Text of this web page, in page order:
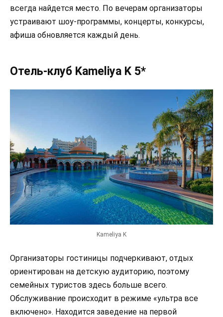
всегда найдется место. По вечерам организаторы
устраивают шоу-программы, концерты, конкурсы,
афиша обновляется каждый день.
Отель-клуб Kameliya K 5*
Kameliya K
Организаторы гостиницы подчеркивают, отдых
ориентирован на детскую аудиторию, поэтому
семейных туристов здесь больше всего.
Обслуживание происходит в режиме «ультра все
включено». Находится заведение на первой